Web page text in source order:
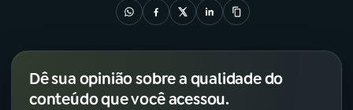
Dê sua opinião sobre a qualidade do
conteúdo que você acessou.